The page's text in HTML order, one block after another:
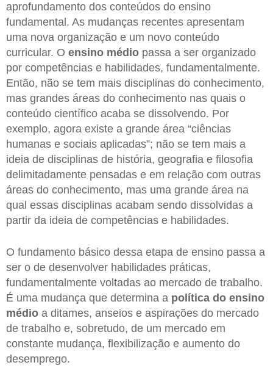
aprofundamento dos conteúdos do ensino
fundamental. As mudanças recentes apresentam
uma nova organização e um novo conteúdo
curricular. O ensino médio passa a ser organizado
por competências e habilidades, fundamentalmente.
Então, não se tem mais disciplinas do conhecimento,
mas grandes áreas do conhecimento nas quais o
conteúdo científico acaba se dissolvendo. Por
exemplo, agora existe a grande área “ciências
humanas e sociais aplicadas”; não se tem mais a
ideia de disciplinas de história, geografia e filosofia
delimitadamente pensadas e em relação com outras
áreas do conhecimento, mas uma grande área na
qual essas disciplinas acabam sendo dissolvidas a
partir da ideia de competências e habilidades.
O fundamento básico dessa etapa de ensino passa a
ser o de desenvolver habilidades práticas,
fundamentalmente voltadas ao mercado de trabalho.
É uma mudança que determina a política do ensino
médio a ditames, anseios e aspirações do mercado
de trabalho e, sobretudo, de um mercado em
constante mudança, flexibilização e aumento do
desemprego.